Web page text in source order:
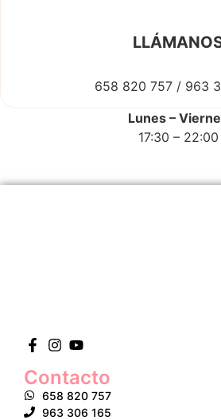
658 820 757 / 963
Lunes –
17:30 – 22:00
Contacto
658 820 757
963 306 165